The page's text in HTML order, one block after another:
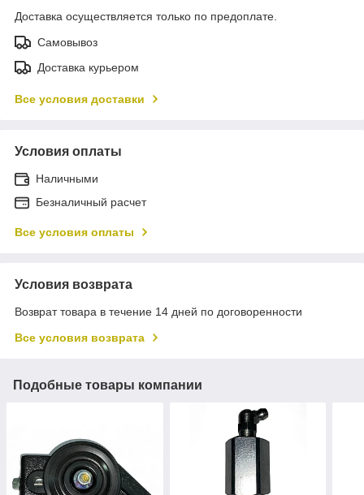
Доставка осуществляется только по предоплате.
Самовывоз
Доставка курьером
Все условия доставки
Условия оплаты
Наличными
Безналичный расчет
Все условия оплаты
Условия возврата
Возврат товара в течение 14 дней по договоренности
Все условия возврата
Подобные товары компании